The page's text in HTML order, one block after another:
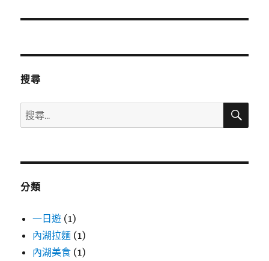
搜尋
搜
尋
鍵
搜
分類
一日遊 (1)
內湖拉麵 (1)
內湖美食 (1)